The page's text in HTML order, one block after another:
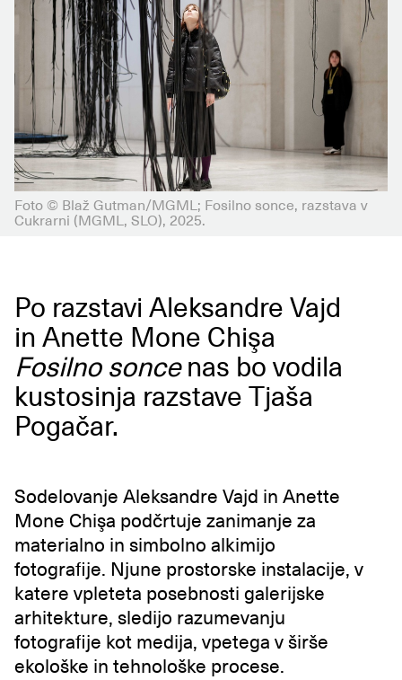
Foto © Blaž Gutman/MGML; Fosilno sonce, razstava v
Cukrarni (MGML, SLO), 2025.
Po razstavi Aleksandre Vajd
in Anette Mone Chişa
Fosilno soncenas bo vodila
kustosinja razstave Tjaša
Pogačar.
Sodelovanje Aleksandre Vajd in Anette
Mone Chişa podčrtuje zanimanje za
materialno in simbolno alkimijo
fotografije. Njune prostorske instalacije, v
katere vpleteta posebnosti galerijske
arhitekture, sledijo razumevanju
fotografije kot medija, vpetega v širše
ekološke in tehnološke procese.